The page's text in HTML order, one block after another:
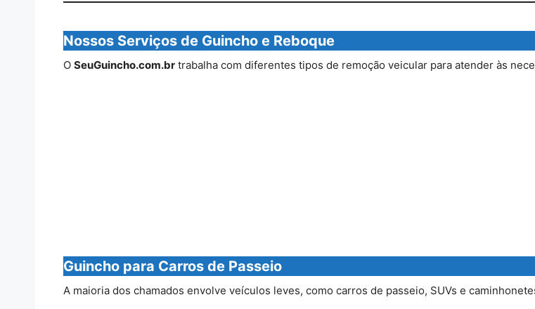
Nossos Serviços de Guincho e Reboque
O SeuGuincho.com.brtrabalha com diferentes tipos de remoção veicular para atender às
Guincho para Carros de Passeio
A maioria dos chamados envolve veículos leves, como carros de passeio, SUVs e